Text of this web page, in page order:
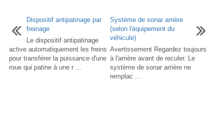
Dispositif antipatinage par
freinage
Le dispositif antipatinage
active automatiquement les freins
pour transférer la puissance d'une
roue qui patine à une r ...
Système de sonar arrière
(selon l'équipement du
véhicule)
Avertissement Regardez toujours
à l'arrière avant de reculer. Le
système de sonar arrière ne
remplac ...